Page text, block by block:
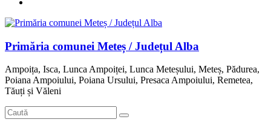
Primăria comunei Meteș / Județul Alba
Ampoița, Isca, Lunca Ampoiței, Lunca Meteșului, Meteș, Pădurea,
Poiana Ampoiului, Poiana Ursului, Presaca Ampoiului, Remetea,
Tăuți și Văleni